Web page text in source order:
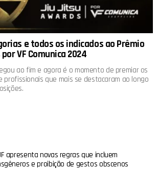
e todos os indicados ao Prêmio
VF Comunica 2024
ao fim e agora é o momento de premiar os
que mais se destacaram ao longo
apresenta novas regras que incluem
e proibição de gestos obscenos